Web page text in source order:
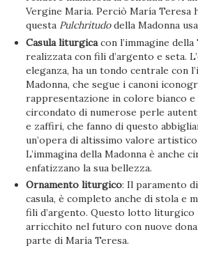
Vergine Maria. Perciò María Teresa
questa Pulchritudodella Madonna
Casula liturgicacon l’immagine
realizzata con fili d’argento e seta.
eleganza, ha un tondo centrale con
Madonna, che segue i canoni
rappresentazione in colore bianco
circondato di numerose perle
e zaffiri, che fanno di questo
un’opera di altissimo valore
L’immagina della Madonna è anche
enfatizzano la sua bellezza.
Ornamento liturgico: Il paramento
casula, è completo anche di stola e
fili d’argento. Questo lotto liturgico
arricchito nel futuro con nuove
parte di María Teresa.